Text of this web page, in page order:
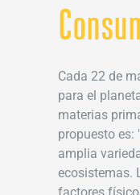
Cada 22 de
para el
materias
propuesto es:
amplia
ecosistemas.